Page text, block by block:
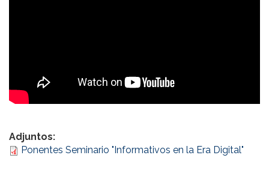
Adjuntos:
Ponentes Seminario "Informativos en la Era Digital"